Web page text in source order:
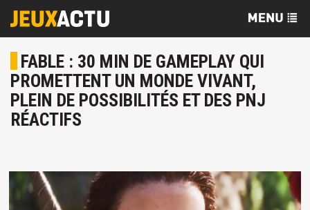
FABLE : 30 MIN DE GAMEPLAY QUI
PROMETTENT UN MONDE VIVANT,
PLEIN DE POSSIBILITÉS ET DES PNJ
RÉACTIFS